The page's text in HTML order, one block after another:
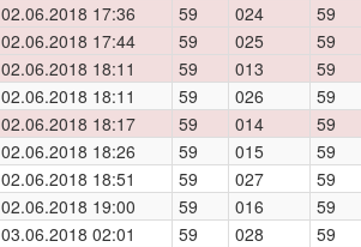
02.06.2018 17:36 59 024 59
02.06.2018 17:44 59 025 59
02.06.2018 18:11 59 013 59
02.06.2018 18:11 59 026 59
02.06.2018 18:17 59 014 59
02.06.2018 18:26 59 015 59
02.06.2018 18:51 59 027 59
02.06.2018 19:00 59 016 59
03.06.2018 02:01 59 028 59